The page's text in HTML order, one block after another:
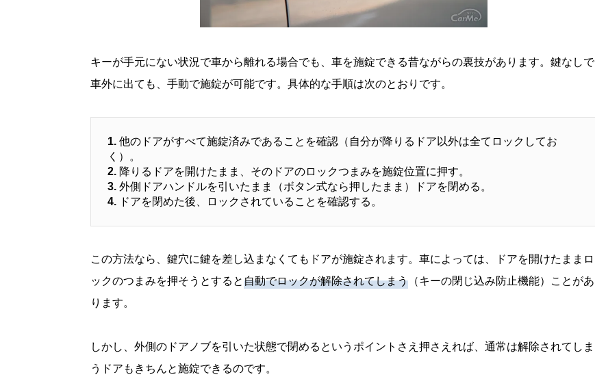
キーが手元にない状況で車から離れる場合でも、車を施錠できる昔ながらの裏技があります。鍵なしで
車外に出ても、手動で施錠が可能です。具体的な手順は次のとおりです。
1. 他のドアがすべて施錠済みであることを確認（自分が降りるドア以外は全てロックしてお
く）。
2. 降りるドアを開けたまま、そのドアのロックつまみを施錠位置に押す。
3. 外側ドアハンドルを引いたまま（ボタン式なら押したまま）ドアを閉める。
4. ドアを閉めた後、ロックされていることを確認する。
この方法なら、鍵穴に鍵を差し込まなくてもドアが施錠されます。車によっては、ドアを開けたままロ
ックのつまみを押そうとすると自動でロックが解除されてしまう （キーの閉じ込み防止機能）ことがあ
ります。
しかし、外側のドアノブを引いた状態で閉めるというポイントさえ押さえれば、通常は解除されてしま
うドアもきちんと施錠できるのです。